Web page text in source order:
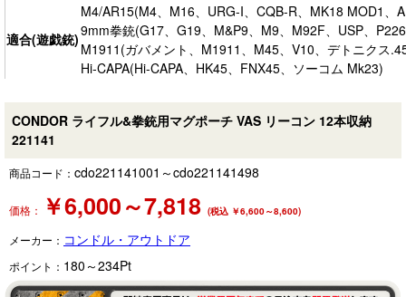
適合(遊戯銃)
M4/AR15(M4、M16、URG-I、CQB-R、MK18 MOD1
9mm拳銃(G17、G19、M&P9、M9、M92F、USP、
M1911(ガバメント、M1911、M45、V10、デトニクス
Hi-CAPA(Hi-CAPA、HK45、FNX45、ソーコム Mk23)
CONDOR ライフル&拳銃用マグポーチ VAS リーコン 12本収納
221141
商品コード： cdo221141001～cdo221141498
価格： ￥6,000～7,818 (税込 ￥6,600～8,600)
メーカー： コンドル・アウトドア
ポイント： 180～234Pt